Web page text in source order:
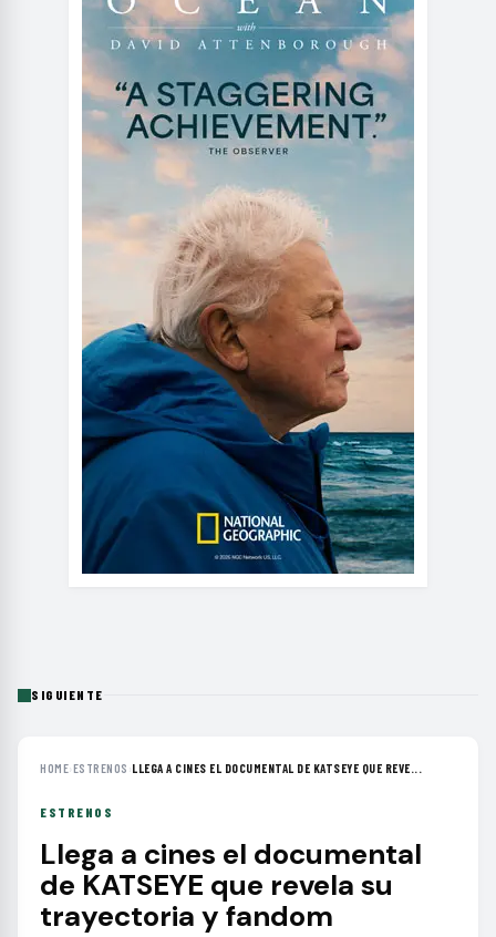
SIGUIENTE
HOME›ESTRENOS ›LLEGA A CINES EL DOCUMENTAL DE KATSEYE QUE REVE...
ESTRENOS
Llega a cines el documental
de KATSEYE que revela su
trayectoria y fandom